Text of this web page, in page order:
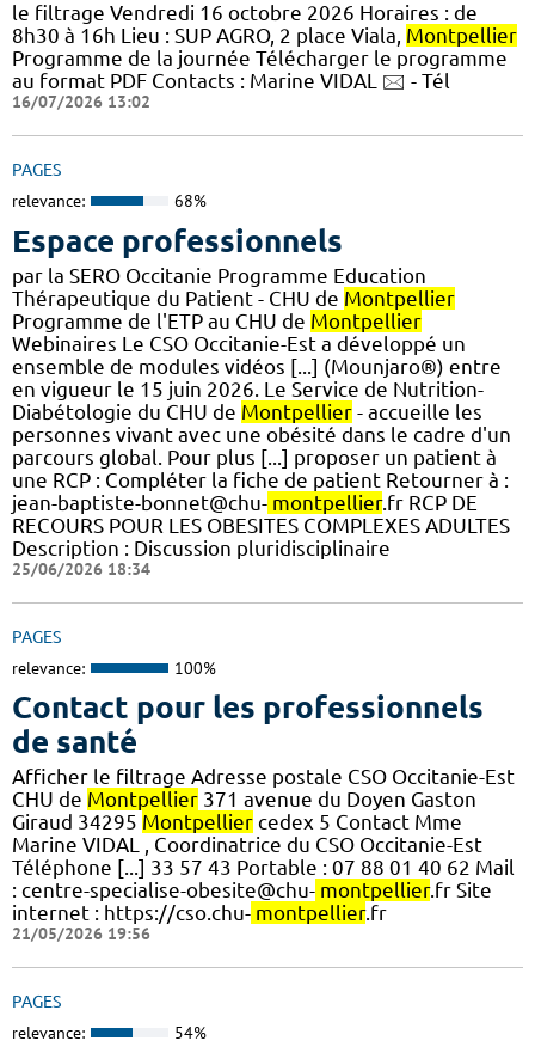
le filtrage Vendredi 16 octobre 2026 Horaires : de
8h30 à 16h Lieu : SUP AGRO, 2 place Viala, Montpellier
Programme de la journée Télécharger le programme
au format PDF Contacts : Marine VIDAL 🖂 - Tél
16/07/2026 13:02
PAGES
relevance: 68%
Espace professionnels
par la SERO Occitanie Programme Education
Thérapeutique du Patient - CHU de Montpellier
Programme de l'ETP au CHU de Montpellier
Webinaires Le CSO Occitanie-Est a développé un
ensemble de modules vidéos [...] (Mounjaro®) entre
en vigueur le 15 juin 2026. Le Service de Nutrition-
Diabétologie du CHU de Montpellier - accueille les
personnes vivant avec une obésité dans le cadre d'un
parcours global. Pour plus [...] proposer un patient à
une RCP : Compléter la fiche de patient Retourner à :
jean-baptiste-bonnet@chu- montpellier.fr RCP DE
RECOURS POUR LES OBESITES COMPLEXES ADULTES
Description : Discussion pluridisciplinaire
25/06/2026 18:34
PAGES
relevance: 100%
Contact pour les professionnels
de santé
Afficher le filtrage Adresse postale CSO Occitanie-Est
CHU de Montpellier 371 avenue du Doyen Gaston
Giraud 34295 Montpellier cedex 5 Contact Mme
Marine VIDAL , Coordinatrice du CSO Occitanie-Est
Téléphone [...] 33 57 43 Portable : 07 88 01 40 62 Mail
: centre-specialise-obesite@chu- montpellier.fr Site
internet : https://cso.chu- montpellier.fr
21/05/2026 19:56
PAGES
relevance: 54%